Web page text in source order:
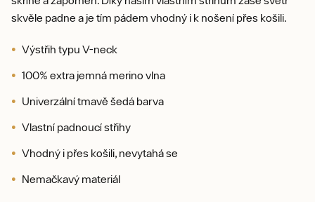
skvěle padne a je tím pádem vhodný i k nošení přes košili.
Výstřih typu V-neck
100% extra jemná merino vlna
Univerzální tmavě šedá barva
Vlastní padnoucí střihy
Vhodný i přes košili, nevytahá se
Nemačkavý materiál